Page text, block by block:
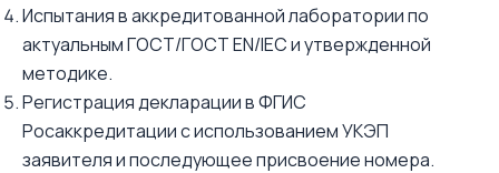
Испытания в аккредитованной лаборатории по
актуальным ГОСТ/ГОСТ EN/IEC и утвержденной
методике.
Регистрация декларации в ФГИС
Росаккредитации с использованием УКЭП
заявителя и последующее присвоение номера.